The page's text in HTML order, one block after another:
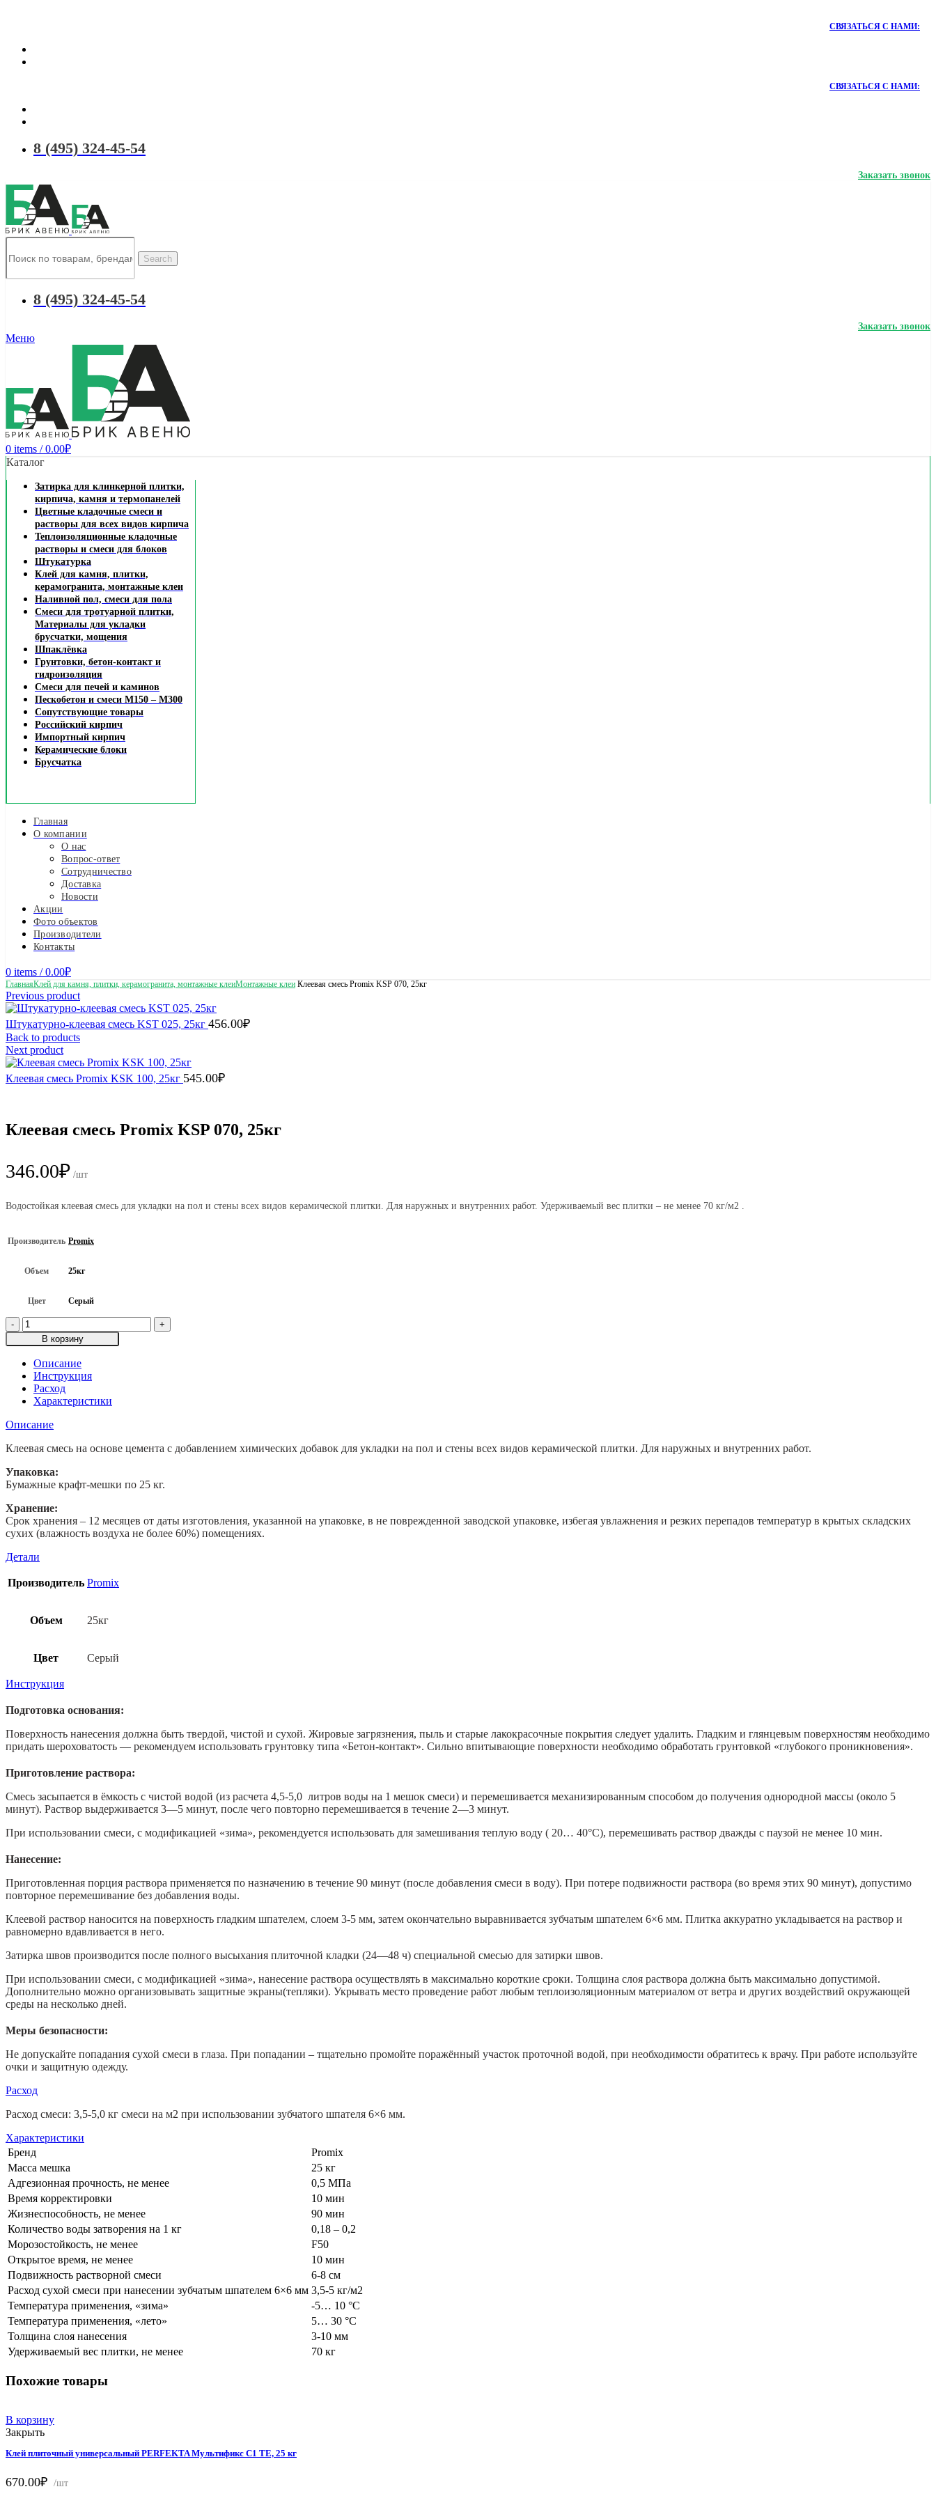
СВЯЗАТЬСЯ С НАМИ:
СВЯЗАТЬСЯ С НАМИ:
8 (495) 324-45-54
Заказать звонок
Search
8 (495) 324-45-54
Заказать звонок
Меню
0 items / 0.00₽
Каталог
Затирка для клинкерной плитки,
кирпича, камня и термопанелей
Цветные кладочные смеси и
растворы для всех видов кирпича
Теплоизоляционные кладочные
растворы и смеси для блоков
Штукатурка
Клей для камня, плитки,
керамогранита, монтажные клеи
Наливной пол, смеси для пола
Смеси для тротуарной плитки,
Материалы для укладки
брусчатки, мощения
Шпаклёвка
Грунтовки, бетон-контакт и
гидроизоляция
Смеси для печей и каминов
Пескобетон и смеси М150 – М300
Сопутствующие товары
Российский кирпич
Импортный кирпич
Керамические блоки
Брусчатка
Главная
О компании
О нас
Вопрос-ответ
Сотрудничество
Доставка
Новости
Акции
Фото объектов
Производители
Контакты
0 items / 0.00₽
ГлавнаяКлей для камня, плитки, керамогранита, монтажные клеиМонтажные клеи Клеевая смесь Promix KSP 070, 25кг
Previous product
Штукатурно-клеевая смесь KST 025, 25кг 456.00₽
Back to products
Next product
Клеевая смесь Promix KSK 100, 25кг 545.00₽
Клеевая смесь Promix KSP 070, 25кг
346.00₽ /шт
Водостойкая клеевая смесь для укладки на пол и стены всех видов керамической плитки. Для наружных и внутренних работ. Удерживаемый вес плитки – не менее 70 кг/м2 .
Производитель Promix
Объем 25кг
Цвет Серый
Количество
товара
Клеевая
смесь
Promix
KSP
070,
25кг
В корзину
Описание
Инструкция
Расход
Характеристики
Описание
Клеевая смесь на основе цемента с добавлением химических добавок для укладки на пол и стены всех видов керамической плитки. Для наружных и внутренних работ.
Упаковка:
Бумажные крафт-мешки по 25 кг.
Хранение:
Срок хранения – 12 месяцев от даты изготовления, указанной на упаковке, в не поврежденной заводской упаковке, избегая увлажнения и резких перепадов температур в крытых складских
сухих (влажность воздуха не более 60%) помещениях.
Детали
Производитель Promix
Объем 25кг
Цвет Серый
Инструкция
Подготовка основания:
Поверхность нанесения должна быть твердой, чистой и сухой. Жировые загрязнения, пыль и старые лакокрасочные покрытия следует удалить. Гладким и глянцевым поверхностям необходимо
придать шероховатость — рекомендуем использовать грунтовку типа «Бетон-контакт». Сильно впитывающие поверхности необходимо обработать грунтовкой «глубокого проникновения».
Приготовление раствора:
Смесь засыпается в ёмкость с чистой водой (из расчета 4,5-5,0 литров воды на 1 мешок смеси) и перемешивается механизированным способом до получения однородной массы (около 5
минут). Раствор выдерживается 3—5 минут, после чего повторно перемешивается в течение 2—3 минут.
При использовании смеси, с модификацией «зима», рекомендуется использовать для замешивания теплую воду ( 20… 40°С), перемешивать раствор дважды с паузой не менее 10 мин.
Нанесение:
Приготовленная порция раствора применяется по назначению в течение 90 минут (после добавления смеси в воду). При потере подвижности раствора (во время этих 90 минут), допустимо
повторное перемешивание без добавления воды.
Клеевой раствор наносится на поверхность гладким шпателем, слоем 3-5 мм, затем окончательно выравнивается зубчатым шпателем 6×6 мм. Плитка аккуратно укладывается на раствор и
равномерно вдавливается в него.
Затирка швов производится после полного высыхания плиточной кладки (24—48 ч) специальной смесью для затирки швов.
При использовании смеси, с модификацией «зима», нанесение раствора осуществлять в максимально короткие сроки. Толщина слоя раствора должна быть максимально допустимой.
Дополнительно можно организовывать защитные экраны(тепляки). Укрывать место проведение работ любым теплоизоляционным материалом от ветра и других воздействий окружающей
среды на несколько дней.
Меры безопасности:
Не допускайте попадания сухой смеси в глаза. При попадании – тщательно промойте поражённый участок проточной водой, при необходимости обратитесь к врачу. При работе используйте
очки и защитную одежду.
Расход
Расход смеси: 3,5-5,0 кг смеси на м2 при использовании зубчатого шпателя 6×6 мм.
Характеристики
Бренд
Promix
Масса мешка
25 кг
Адгезионная прочность, не менее
0,5 МПа
Время корректировки
10 мин
Жизнеспособность, не менее
90 мин
Количество воды затворения на 1 кг
0,18 – 0,2
Морозостойкость, не менее
F50
Открытое время, не менее
10 мин
Подвижность растворной смеси
6-8 см
Расход сухой смеси при нанесении зубчатым шпателем 6×6 мм 3,5-5 кг/м2
Температура применения, «зима»
-5… 10 °С
Температура применения, «лето»
5… 30 °С
Толщина слоя нанесения
3-10 мм
Удерживаемый вес плитки, не менее
70 кг⁠
Похожие товары
В корзину
Закрыть
Клей плиточный универсальный PERFEKTA Мультификс C1 TE, 25 кг
670.00₽ /шт